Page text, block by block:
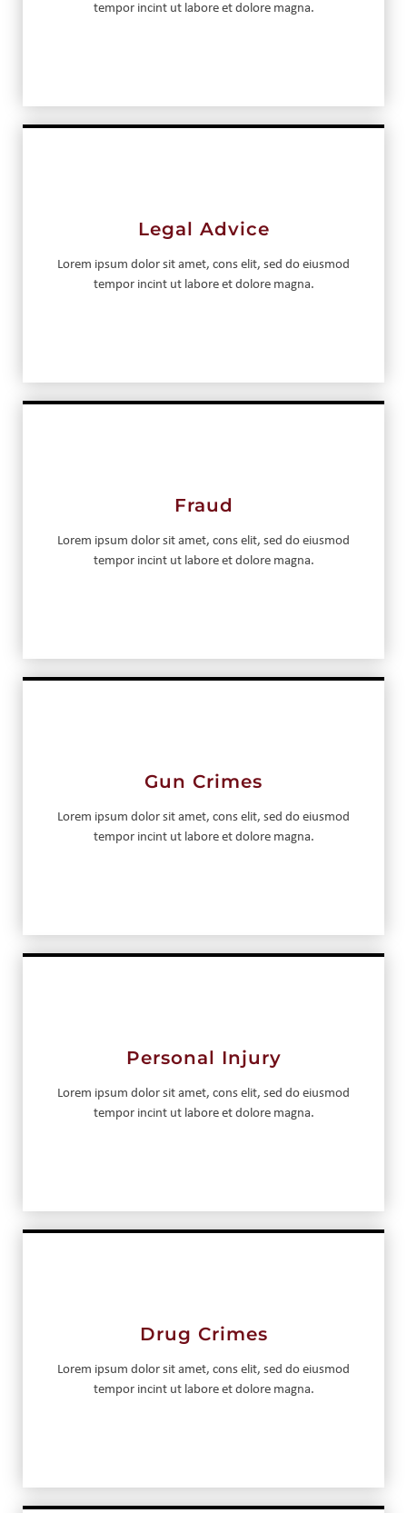
tempor incint ut labore et dolore magna.
Legal Advice
Lorem ipsum dolor sit amet, cons elit, sed do eiusmod
tempor incint ut labore et dolore magna.
Fraud
Lorem ipsum dolor sit amet, cons elit, sed do eiusmod
tempor incint ut labore et dolore magna.
Gun Crimes
Lorem ipsum dolor sit amet, cons elit, sed do eiusmod
tempor incint ut labore et dolore magna.
Personal Injury
Lorem ipsum dolor sit amet, cons elit, sed do eiusmod
tempor incint ut labore et dolore magna.
Drug Crimes
Lorem ipsum dolor sit amet, cons elit, sed do eiusmod
tempor incint ut labore et dolore magna.